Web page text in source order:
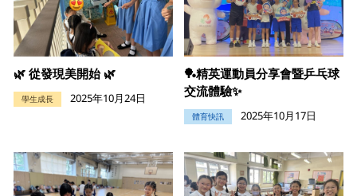
🌿 從發現美開始 🌿
學生成長 2025年10月24日
🏓精英運動員分享會暨乒乓球
交流體驗✨
體育快訊 2025年10月17日